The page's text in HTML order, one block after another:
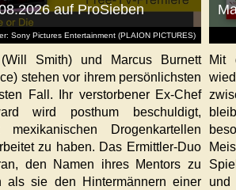
Sony Pictures Entertainment (PLAION PICTURES)
auf ProSieben
Smith) und Marcus Burnett
stehen vor ihrem persönlichsten
Fall. Ihr verstorbener Ex-Chef
wird posthum beschuldigt,
Drogenkartellen
zu haben. Das Ermittler-Duo
den Namen ihres Mentors zu
als sie den Hintermännern einer
Mit
und